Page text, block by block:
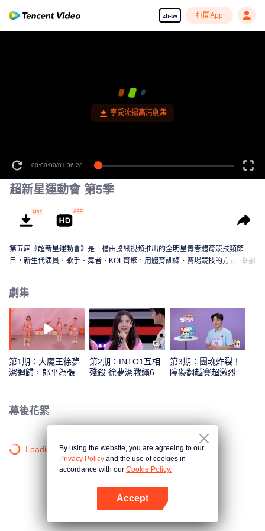
zh-tw 打開App
00:00:00/01:36:28
超新星運動會 第5季
第五屆《超新星運動會》是一檔由騰訊視頻推出的全明星青春體育競技類節
目，新生代演員、歌手、舞者、KOL齊聚，用體育訓練、賽場競技的方式，展
全部
劇集
第1期：大魔王徐夢
潔迴歸，郎平為張嘉
第2期：INTO1互相
殘殺 徐夢潔戰繩6秒
第3期：團魂炸裂！
障礙翻越賽超激烈
幕後花絮
Loading…By using the website, you are agreeing to our
Privacy Policy and the use of cookies in
accordance with our Cookie Policy.
Accept